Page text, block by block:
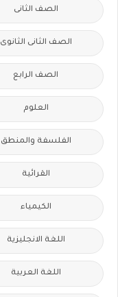
الصف الثانى
الصف الثانى الثانوى
الصف الرابع
العلوم
الفلسفة والمنطق
القرائية
الكيمياء
اللغة الانجليزية
اللغة العربية